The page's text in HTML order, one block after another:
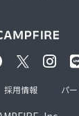
採用情報 パ